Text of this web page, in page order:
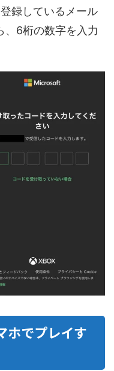
録しているメール
、6桁の数字を入力
でプレイす